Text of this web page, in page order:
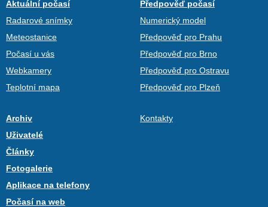
Aktuální počasí
Radarové snímky
Meteostanice
Počasí u vás
Webkamery
Teplotní mapa
Předpověď počasí
Numerický model
Předpověď pro Prahu
Předpověď pro Brno
Předpověď pro Ostravu
Předpověď pro Plzeň
Archiv
Uživatelé
Články
Fotogalerie
Aplikace na telefony
Počasí na web
Kontakty